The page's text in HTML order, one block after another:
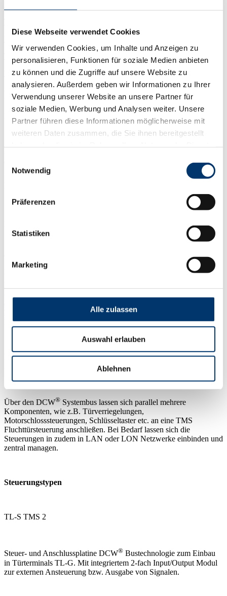
Diese Webseite verwendet Cookies
Wir verwenden Cookies, um Inhalte und Anzeigen zu
personalisieren, Funktionen für soziale Medien anbieten
zu können und die Zugriffe auf unsere Website zu
analysieren. Außerdem geben wir Informationen zu Ihrer
Verwendung unserer Website an unsere Partner für
soziale Medien, Werbung und Analysen weiter. Unsere
Partner führen diese Informationen möglicherweise mit
weiteren Daten zusammen, die Sie ihnen bereitgestellt
Notwendig
Präferenzen
Statistiken
Marketing
Alle zulassen
Auswahl erlauben
Ablehnen
TL-S TMS 2 Fluchttürsteuerung
PDF
Eigenschaften
Eine Steuerung für alle Türfunktionen
Teilnehmer lassen sich direkt über den
Systembus anschließen und vom System erkannt. Bei Bedarf
können die Steuerungen über LAN oder LON vernetzt und zentral
TMS Steuerungen bieten unter anderem die (modellabhängigen)
Funktionen Kurzzeit-, Langzeit-, Dauerentriegelung,
Funktionen schnell und benutzerfreundlich einstellen und gezielt in
Echtzeit überwachen.
Für Projektlösungen mit einer Vielzahl an Türen und
Über den DCW® Systembus lassen sich parallel mehrere
Komponenten, wie z.B. Türverriegelungen,
Motorschlosssteuerungen, Schlüsseltaster etc. an eine TMS
Fluchttürsteuerung anschließen. Bei Bedarf lassen sich die
Steuerungen in zudem in LAN oder LON Netzwerke einbinden und
zentral managen.
Steuerungstypen
TL-S TMS 2
Steuer- und Anschlussplatine DCW® Bustechnologie zum Einbau
in Türterminals TL-G. Mit integriertem 2-fach Input/Output Modul
zur externen Ansteuerung bzw. Ausgabe von Signalen.